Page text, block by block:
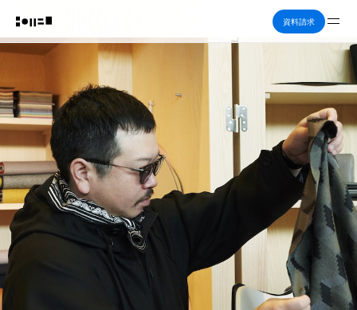
資料請求